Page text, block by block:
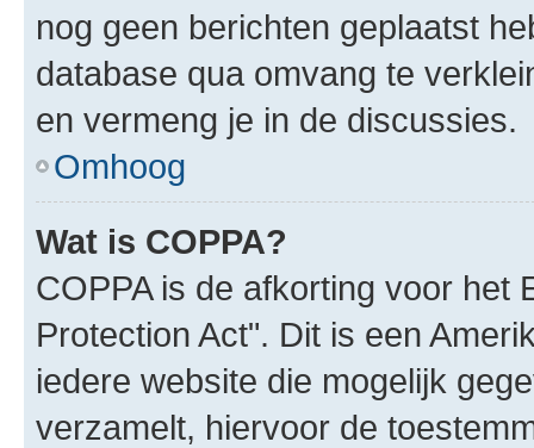
nog geen berichten geplaatst
database qua omvang te
en vermeng je in de discussies.
Omhoog
Wat is COPPA?
COPPA is de afkorting voor het
Protection Act". Dit is een
iedere website die mogelijk
verzamelt, hiervoor de